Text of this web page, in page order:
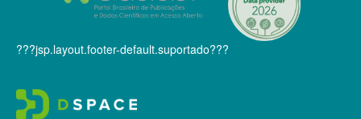
???jsp.layout.footer-default.suportado???